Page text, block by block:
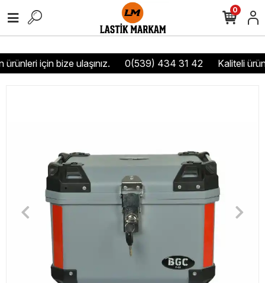
için bize ulaşınız. 0(539) 434 31 42 Kaliteli
0